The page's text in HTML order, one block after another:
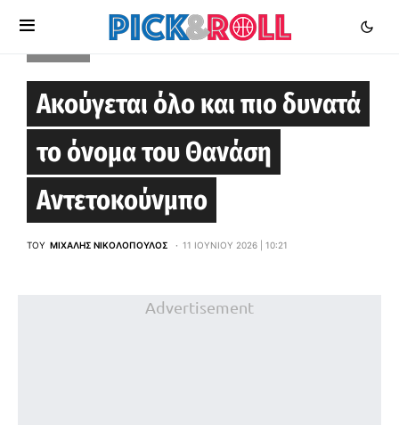
Ακούγεται όλο και πιο δυνατά
το όνομα του Θανάση
Αντετοκούνμπο
ΤΟΥ ΜΙΧΆΛΗΣ ΝΙΚΟΛΌΠΟΥΛΟΣ 11 ΙΟΥΝΊΟΥ 2026 | 10:21
Advertisement